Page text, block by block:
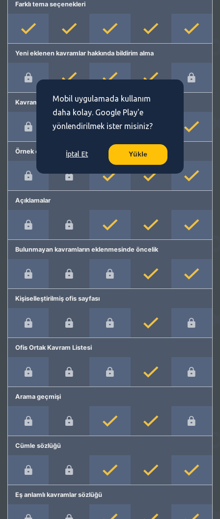
Farklı tema seçenekleri
Yeni eklenen kavramlar hakkında bildirim alma
Kavram önerme
Örnek cümleler
Açıklamalar
Bulunmayan kavramların eklenmesinde öncelik
Kişiselleştirilmiş ofis sayfası
Ofis Ortak Kavram Listesi
Arama geçmişi
Cümle sözlüğü
Eş anlamlı kavramlar sözlüğü
Mobil uygulamada kullanım
daha kolay. Google Play'e
yönlendirilmek ister misiniz?
İptal Et Yükle